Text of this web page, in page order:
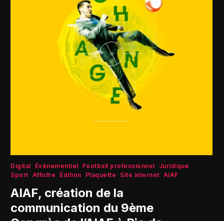
Digital Événementiel Football professionnel
Juridique
Sport Affiche Édition Plaquette Site internet AIAF
AIAF, création de la
communication du 9ème